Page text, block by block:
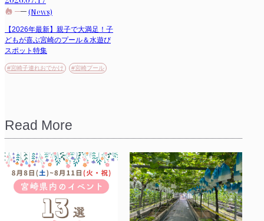
(News)
【2026年最新】親子で大満足！子
どもが喜ぶ宮崎のプール＆水遊び
スポット特集
#宮崎子連れおでかけ #宮崎プール
Read More